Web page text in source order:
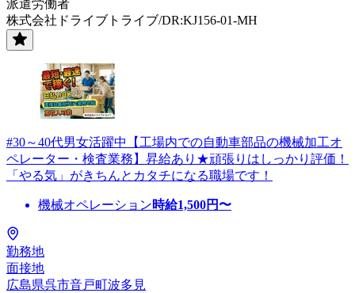
派遣労働者
株式会社ドライブトライブ/DR:KJ156-01-MH
#30～40代男女活躍中【工場内での自動車部品の機械加工オ
ペレーター・検査業務】昇給あり★頑張りはしっかり評価！
「やる気」がきちんとカタチになる職場です！
機械オペレーション時給1,500円〜
勤務地
面接地
広島県呉市音戸町波多見